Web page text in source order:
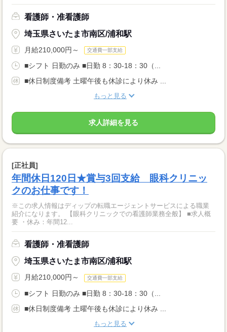
看護師・准看護師
埼玉県さいたま市南区/浦和駅
月給210,000円～ 交通費一部支給
■シフト 日勤のみ ■日勤 8：30-18：30（...
■休日制度備考 土曜午後も休診により休み ...
もっと見る
求人詳細を見る
[正社員]
年間休日120日★賞与3回支給 眼科クリニッ
クのお仕事です！
※この求人情報はディップの転職エージェントサービスによる職業
紹介になります。 【眼科クリニックでの看護師業務全般】 ■求人概
要 ・休み：年間12...
看護師・准看護師
埼玉県さいたま市南区/浦和駅
月給210,000円～ 交通費一部支給
■シフト 日勤のみ ■日勤 8：30-18：30（...
■休日制度備考 土曜午後も休診により休み ...
もっと見る